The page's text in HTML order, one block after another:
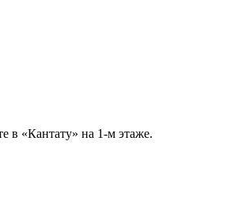
в «Кантату» на 1-м этаже.